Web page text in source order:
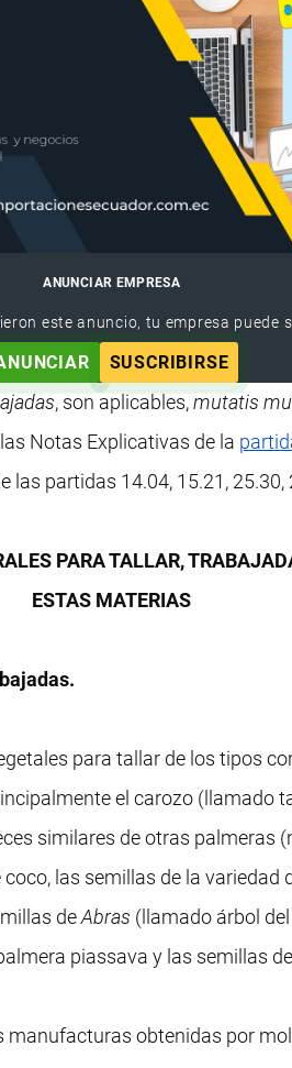
ANUNCIAR EMPRESA
este anuncio, tu empresa puede
SUSCRIBIRSE
, son aplicables,mutatis
Notas Explicativas de la
partidas 14.04, 15.21, 25.30,
PARA TALLAR,
ESTAS MATERIAS
para tallar de los tipos
el carozo (llamado
similares de otras palmeras
las semillas de la variedad
deAbras (llamado árbol
piassava y las semillas
obtenidas por